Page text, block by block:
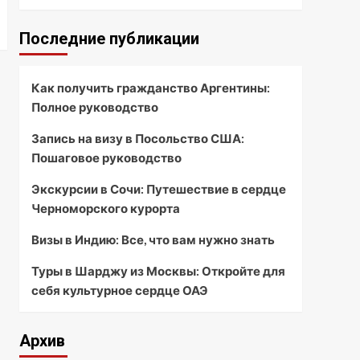
Последние публикации
Как получить гражданство Аргентины:
Полное руководство
Запись на визу в Посольство США:
Пошаговое руководство
Экскурсии в Сочи: Путешествие в сердце
Черноморского курорта
Визы в Индию: Все, что вам нужно знать
Туры в Шарджу из Москвы: Откройте для
себя культурное сердце ОАЭ
Архив